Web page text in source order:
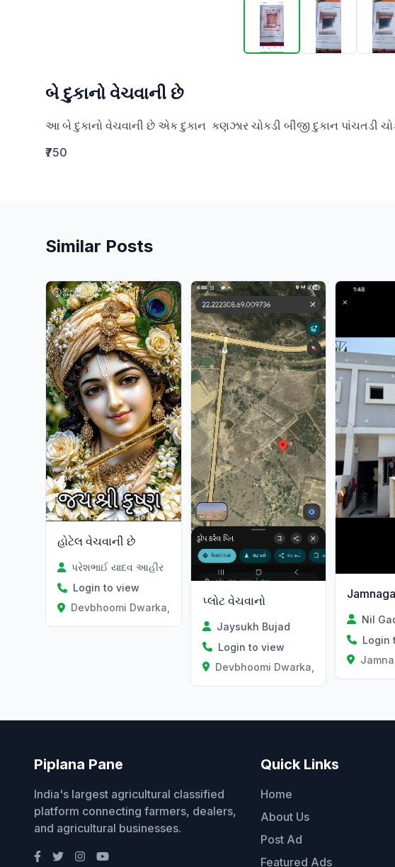
બે દુકાનો વેચવાની છે
આ બે દુકાનો વેચવાની છે એક દુકાન  કણઝાર ચોકડી બીજી દુકાન પાંચતડી
₹750
Similar Posts
હોટેલ વેચવાની છે
પરેશભાઈ યાદવ આહીર
Login to view
Devbhoomi Dwarka, Gujaratપ્લોટ વેચવાનો
Jaysukh Bujad
Login to view
Devbhoomi Dwarka, Gujarat
Nil
Login
Piplana Pane
India's largest agricultural classified
platform connecting farmers, dealers,
and agricultural businesses.
Quick Links
Home
About Us
Post Ad
Featured Ads